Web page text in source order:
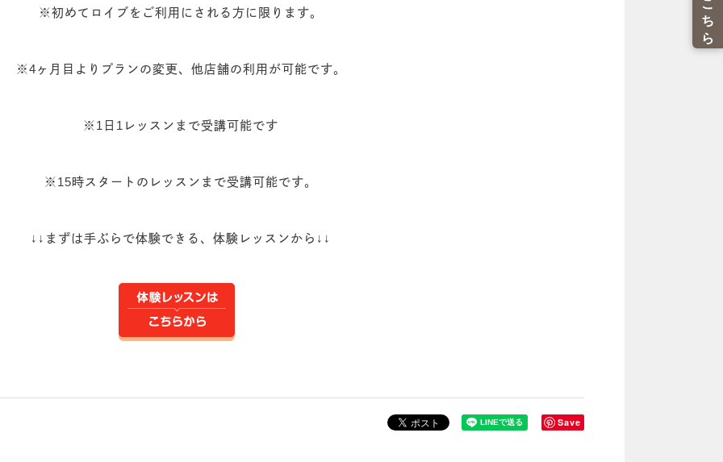
※初めてロイブをご利用にされる方に限ります。
※4ヶ月目よりプランの変更、他店舗の利用が可能です。
※1日1レッスンまで受講可能です
※15時スタートのレッスンまで受講可能です。
↓↓まずは手ぶらで体験できる、体験レッスンから↓↓
Save